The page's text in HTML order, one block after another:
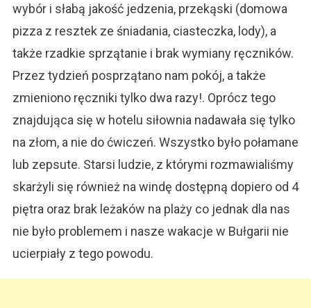
wybór i słabą jakość jedzenia, przekąski (domowa
pizza z resztek ze śniadania, ciasteczka, lody), a
także rzadkie sprzątanie i brak wymiany ręczników.
Przez tydzień posprzątano nam pokój, a także
zmieniono ręczniki tylko dwa razy!. Oprócz tego
znajdująca się w hotelu siłownia nadawała się tylko
na złom, a nie do ćwiczeń. Wszystko było połamane
lub zepsute. Starsi ludzie, z którymi rozmawialiśmy
skarżyli się również na windę dostępną dopiero od 4
piętra oraz brak leżaków na plaży co jednak dla nas
nie było problemem i nasze wakacje w Bułgarii nie
ucierpiały z tego powodu.